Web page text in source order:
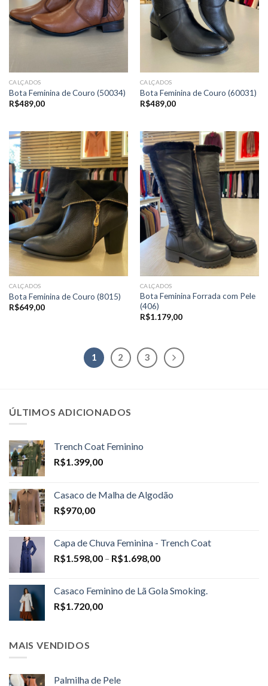
CALÇADOS
Bota Feminina de Couro (50034)
R$489,00
CALÇADOS
Bota Feminina de Couro (60031)
R$489,00
CALÇADOS
Bota Feminina de Couro (8015)
R$649,00
CALÇADOS
Bota Feminina Forrada com Pele
(406)
R$1.179,00
1 2 3
ÚLTIMOS ADICIONADOS
Trench Coat Feminino
R$1.399,00
Casaco de Malha de Algodão
R$970,00
Capa de Chuva Feminina - Trench Coat
R$1.598,00 – R$1.698,00Price
through
Casaco Feminino de Lã Gola Smoking.
R$1.720,00
MAIS VENDIDOS
Palmilha de Pele